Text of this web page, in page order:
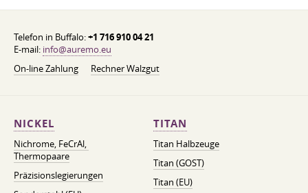
Telefon in Buffalo:+1 716 910 04 21
E-mail: info@auremo.eu
On-line Zahlung
Rechner Walzgut
NICKEL
Nichrome, FeСrAl, ​​
Thermopaare
Präzisionslegierungen
TITAN
Titan Halbzeuge
Titan (GOST)
Titan (EU)